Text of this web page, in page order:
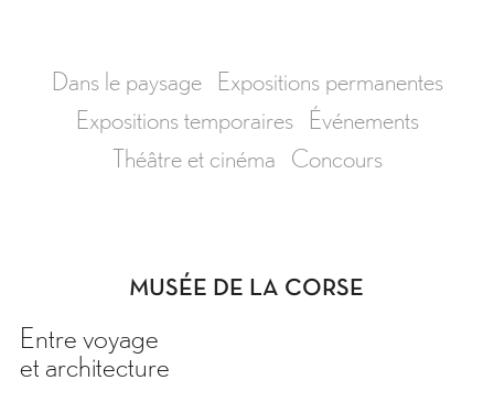
Dans le paysage
Expositions permanentes
Expositions temporaires
Événements
Théâtre et cinéma Concours
MUSÉE DE LA CORSE
Entre voyage
et architecture